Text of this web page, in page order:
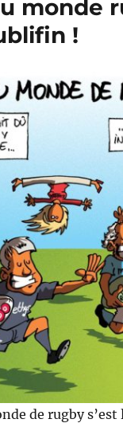
monde
!
de rugby s’est